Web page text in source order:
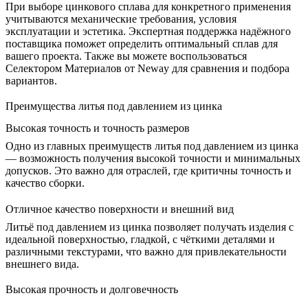
При выборе цинкового сплава для конкретного применения
учитываются механические требования, условия
эксплуатации и эстетика. Экспертная поддержка надёжного
поставщика поможет определить оптимальный сплав для
вашего проекта. Также вы можете воспользоваться
Селектором Материалов от Neway для сравнения и подбора
вариантов.
Преимущества литья под давлением из цинка
Высокая точность и точность размеров
Одно из главных преимуществ литья под давлением из цинка
— возможность получения высокой точности и минимальных
допусков. Это важно для отраслей, где критичны точность и
качество сборки.
Отличное качество поверхности и внешний вид
Литьё под давлением из цинка позволяет получать изделия с
идеальной поверхностью, гладкой, с чёткими деталями и
различными текстурами, что важно для привлекательности
внешнего вида.
Высокая прочность и долговечность